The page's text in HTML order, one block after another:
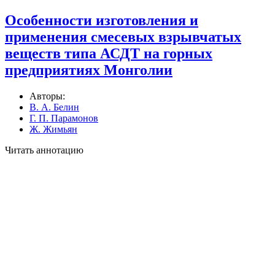
Особенности изготовления и
применения смесевых взрывчатых
веществ типа АСДТ на горных
предприятиях Монголии
Авторы:
В. А. Белин
Г. П. Парамонов
Ж. Жимьян
Читать аннотацию